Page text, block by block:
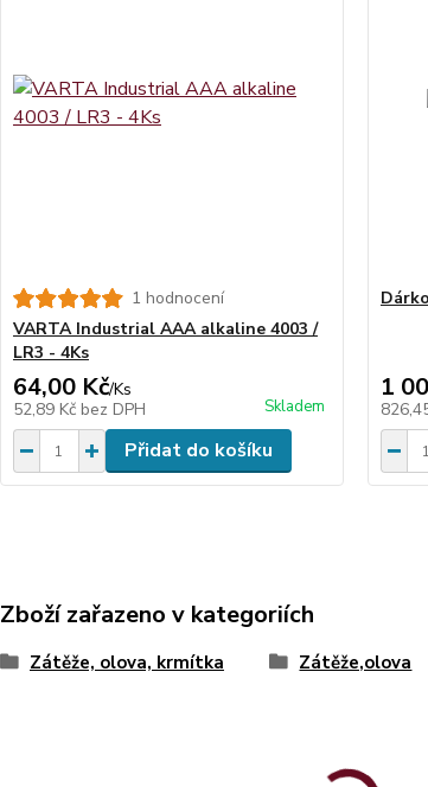
1 hodnocení
VARTA Industrial AAA alkaline 4003 /
LR3 - 4Ks
64,00 Kč/Ks
52,89 Kč bez DPH Skladem
Přidat do košíku
1
Zboží zařazeno v kategoriích
Zátěže, olova, krmítka Zátěže,olova